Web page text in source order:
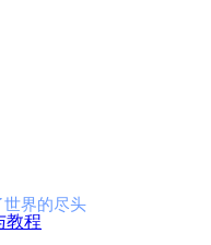
界的尽头